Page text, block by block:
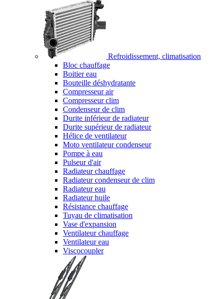
Refroidissement, climatisation
Bloc chauffage
Boitier eau
Bouteille déshydratante
Compresseur air
Compresseur clim
Condenseur de clim
Durite inférieur de radiateur
Durite supérieur de radiateur
Hélice de ventilateur
Moto ventilateur condenseur
Pompe à eau
Pulseur d'air
Radiateur chauffage
Radiateur condenseur de clim
Radiateur eau
Radiateur huile
Résistance chauffage
Tuyau de climatisation
Vase d'expansion
Ventilateur chauffage
Ventilateur eau
Viscocoupler